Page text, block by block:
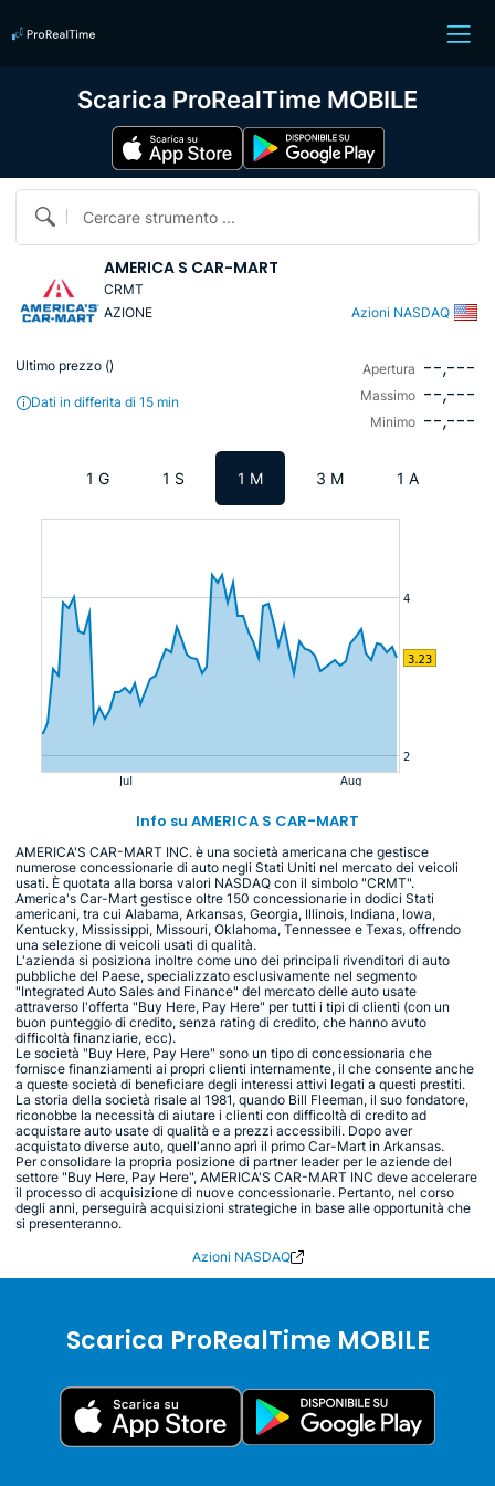
Cercare strumento ...
AMERICA S CAR-MART
CRMT
AZIONE
Azioni NASDAQ
Ultimo prezzo ()
Dati in differita di 15 min
Apertura --,---
Massimo --,---
Minimo --,---
1 G 1 S 1 M 3 M 1 A
Info su AMERICA S CAR-MART
AMERICA'S CAR-MART INC. è una società americana che gestisce
numerose concessionarie di auto negli Stati Uniti nel mercato dei veicoli
usati. È quotata alla borsa valori NASDAQ con il simbolo "CRMT".
America's Car-Mart gestisce oltre 150 concessionarie in dodici Stati
americani, tra cui Alabama, Arkansas, Georgia, Illinois, Indiana, Iowa,
Kentucky, Mississippi, Missouri, Oklahoma, Tennessee e Texas, offrendo
una selezione di veicoli usati di qualità.
L'azienda si posiziona inoltre come uno dei principali rivenditori di auto
pubbliche del Paese, specializzato esclusivamente nel segmento
"Integrated Auto Sales and Finance" del mercato delle auto usate
attraverso l'offerta "Buy Here, Pay Here" per tutti i tipi di clienti (con un
buon punteggio di credito, senza rating di credito, che hanno avuto
difficoltà finanziarie, ecc).
Le società "Buy Here, Pay Here" sono un tipo di concessionaria che
fornisce finanziamenti ai propri clienti internamente, il che consente anche
a queste società di beneficiare degli interessi attivi legati a questi prestiti.
La storia della società risale al 1981, quando Bill Fleeman, il suo fondatore,
riconobbe la necessità di aiutare i clienti con difficoltà di credito ad
acquistare auto usate di qualità e a prezzi accessibili. Dopo aver
acquistato diverse auto, quell'anno aprì il primo Car-Mart in Arkansas.
Per consolidare la propria posizione di partner leader per le aziende del
settore "Buy Here, Pay Here", AMERICA'S CAR-MART INC deve accelerare
il processo di acquisizione di nuove concessionarie. Pertanto, nel corso
degli anni, perseguirà acquisizioni strategiche in base alle opportunità che
si presenteranno.
Azioni NASDAQ
Scarica ProRealTime MOBILE
Scarica ProRealTime MOBILE